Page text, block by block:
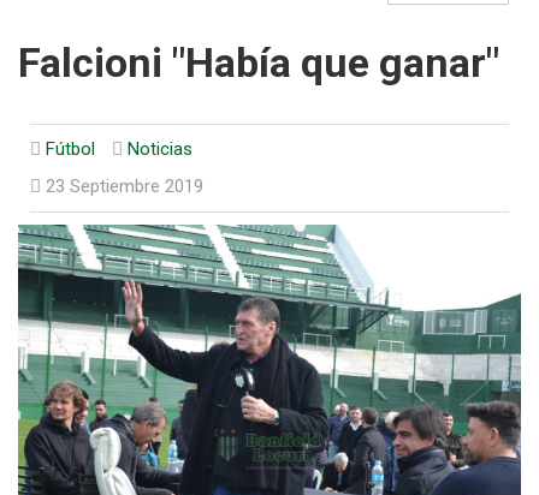
Falcioni "Había que ganar"
Fútbol
Noticias
23 Septiembre 2019